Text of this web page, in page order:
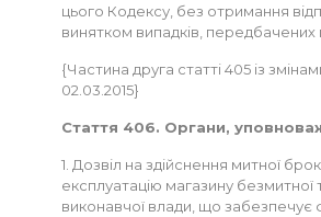
цього Кодексу, без отримання
винятком випадків,
{Частина друга статті 405 із
02.03.2015}
Стаття 406. Органи,
1. Дозвіл на здійснення митної
експлуатацію магазину
виконавчої влади, що